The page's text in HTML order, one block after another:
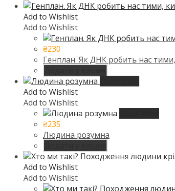
Add to Wishlist
Add to Wishlist
₴230
Генплан. Як ДНК робить нас
Add to Wishlist
Add to Wishlist
₴235
Людина розумна
Add to Wishlist
Add to Wishlist